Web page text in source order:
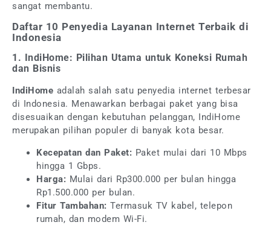
sangat membantu.
Daftar 10 Penyedia Layanan Internet Terbaik di
Indonesia
1. IndiHome: Pilihan Utama untuk Koneksi Rumah
dan Bisnis
IndiHome adalah salah satu penyedia internet terbesar
di Indonesia. Menawarkan berbagai paket yang bisa
disesuaikan dengan kebutuhan pelanggan, IndiHome
merupakan pilihan populer di banyak kota besar.
Kecepatan dan Paket: Paket mulai dari 10 Mbps
hingga 1 Gbps.
Harga: Mulai dari Rp300.000 per bulan hingga
Rp1.500.000 per bulan.
Fitur Tambahan: Termasuk TV kabel, telepon
rumah, dan modem Wi-Fi.